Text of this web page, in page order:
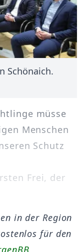
Schönaich.
müsse
Menschen
Schutz
Frei, der
in der Region
für den